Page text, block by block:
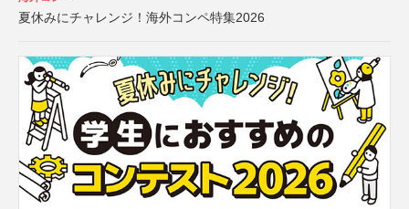
夏休みにチャレンジ！海外コンペ特集2026